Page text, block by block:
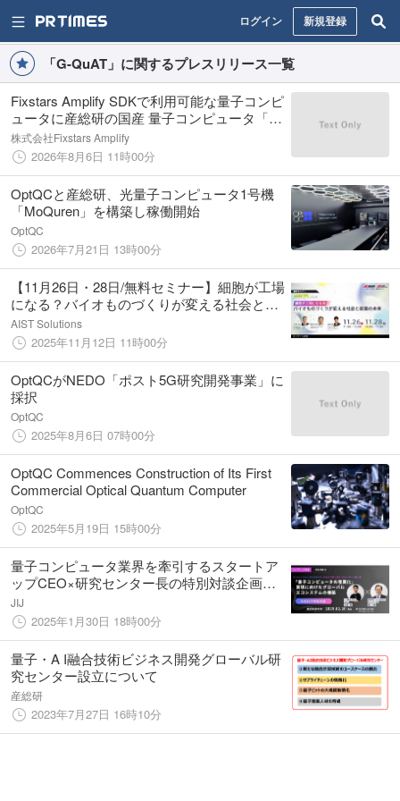
ログイン 新規登録
「G-QuAT」に関するプレスリリース一覧
Fixstars Amplify SDKで利用可能な量子コンピ
ュータに産総研の国産 量子コンピュータ「シ
ステムF」を追加
株式会社Fixstars Amplify
2026年8月6日 11時00分
OptQCと産総研、光量子コンピュータ1号機
「MoQuren」を構築し稼働開始
OptQC
2026年7月21日 13時00分
【11月26日・28日/無料セミナー】細胞が工場
になる？バイオものづくりが変える社会と産
業の未来
AIST Solutions
2025年11月12日 11時00分
OptQCがNEDO「ポスト5G研究開発事業」に
採択
OptQC
2025年8月6日 07時00分
OptQC Commences Construction of Its First
Commercial Optical Quantum Computer
OptQC
2025年5月19日 15時00分
量子コンピュータ業界を牽引するスタートア
ップCEO×研究センター長の特別対談企画！
(東京科学大学キャンパス・イノベーションセ
ンターINDEST主催) | 2月20日（木）開催
JIJ
2025年1月30日 18時00分
量子・A I融合技術ビジネス開発グローバル研
究センター設立について
産総研
2023年7月27日 16時10分